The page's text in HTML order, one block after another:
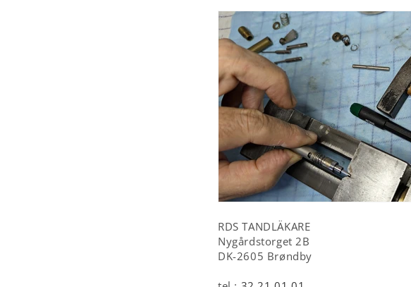
RDS TANDLÄKARE
Nygårdstorget 2B
DK-2605 Brøndby